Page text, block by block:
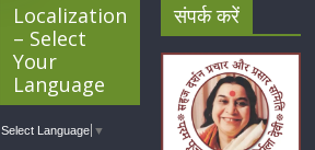
Localization
– Select
Your
Language
Select Language ▼
संपर्क करें